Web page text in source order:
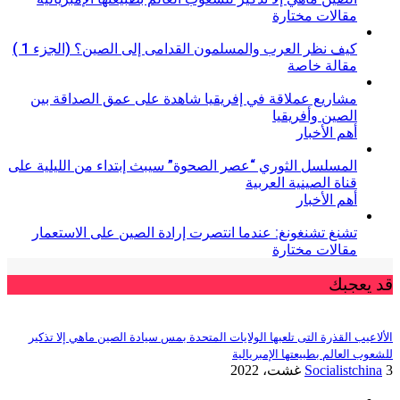
مقالات مختارة
كيف نظر العرب والمسلمون القدامى إلى الصين؟ (الجزء 1 )
مقالة خاصة
مشاريع عملاقة في إفريقيا شاهدة على عمق الصداقة بين
الصين وأفريقيا
أهم الأخبار
المسلسل الثوري “عصر الصحوة” سيبث إبتداء من الليلية على
قناة الصينية العربية
أهم الأخبار
تشنغ تشنغونغ: عندما انتصرت إرادة الصين على الاستعمار
مقالات مختارة
قد يعجبك
الألاعيب القذرة التى تلعبها الولايات المتحدة بمس سيادة الصين ماهي إلا تذكير
للشعوب العالم بطبيعتها الإمبريالية
Socialistchina 3 غشت، 2022